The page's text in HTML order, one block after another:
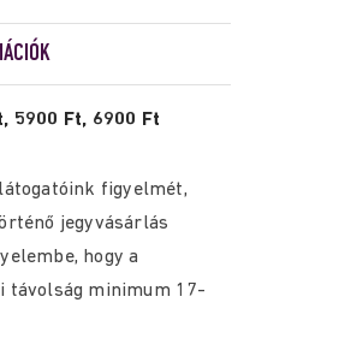
5900 Ft, 6900 Ft
figyelmét,
jegyvásárlás
hogy a
távolság minimum 17-